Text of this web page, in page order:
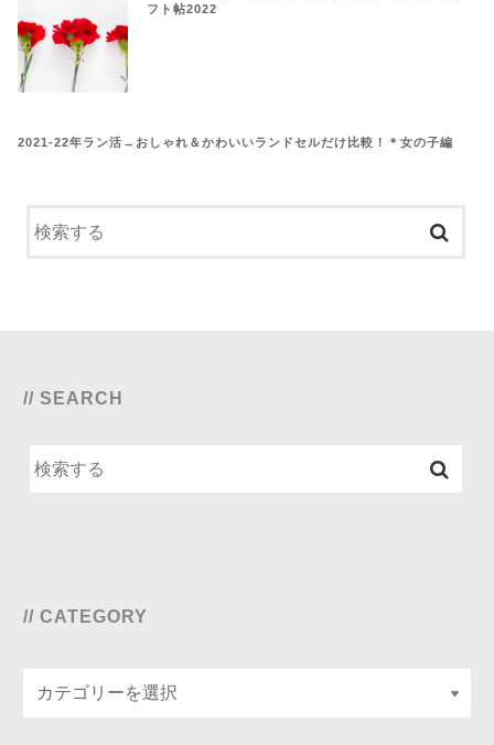
フト帖2022
2021-22年ラン活→おしゃれ＆かわいいランドセルだけ比較！＊女の子編
// SEARCH
// CATEGORY